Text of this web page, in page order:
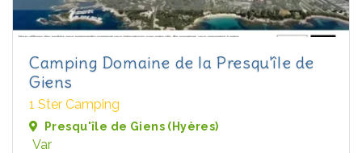
Camping Domaine de la Presqu'île de
Giens
1 Ster Camping
Presqu'île de Giens (Hyères)
Var